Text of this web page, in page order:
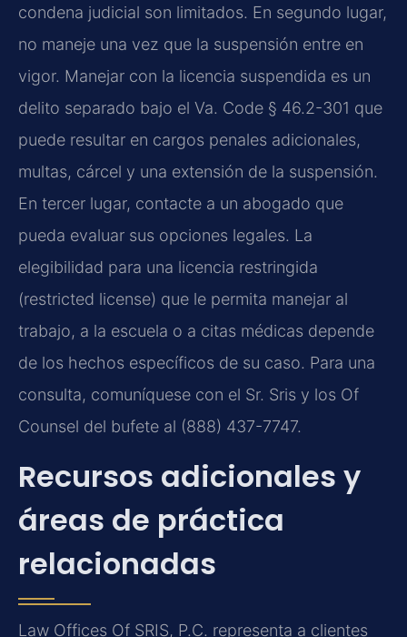
condena judicial son limitados. En segundo lugar,
no maneje una vez que la suspensión entre en
vigor. Manejar con la licencia suspendida es un
delito separado bajo el Va. Code § 46.2-301 que
puede resultar en cargos penales adicionales,
multas, cárcel y una extensión de la suspensión.
En tercer lugar, contacte a un abogado que
pueda evaluar sus opciones legales. La
elegibilidad para una licencia restringida
(restricted license) que le permita manejar al
trabajo, a la escuela o a citas médicas depende
de los hechos específicos de su caso. Para una
consulta, comuníquese con el Sr. Sris y los Of
Counsel del bufete al (888) 437-7747.
Recursos adicionales y
áreas de práctica
relacionadas
Law Offices Of SRIS, P.C. representa a clientes